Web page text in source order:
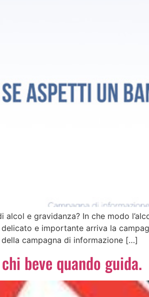
alcol e gravidanza? In che modo
e importante arriva la
campagna di informazione […]
beve quando guida.